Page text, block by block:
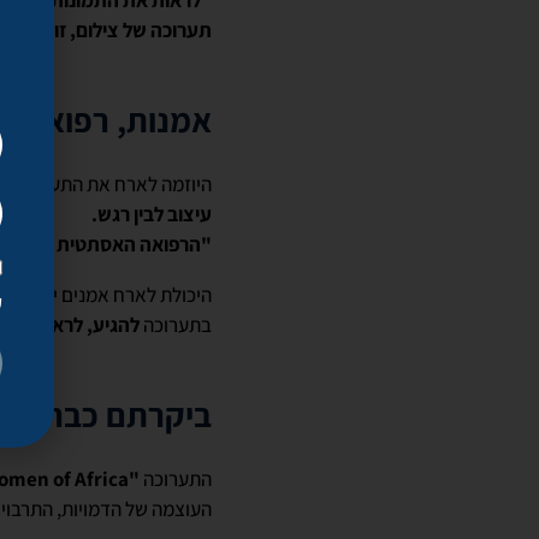
תערוכה של צילום, זו
אמנות, רפואה
היוזמה לארח את התערוכה
עיצוב לבין רגש.
"הרפואה האסתטית היא
היכולת לארח אמנים
בתערוכהלהגיע, לראות,
ביקרתם כבר
התערוכה "Women of Africa"
העוצמה של הדמויות,